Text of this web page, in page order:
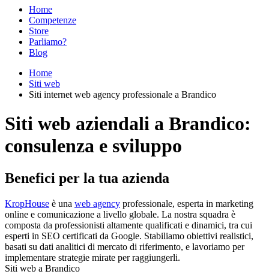
Home
Competenze
Store
Parliamo?
Blog
Home
Siti web
Siti internet web agency professionale a Brandico
Siti web aziendali a Brandico:
consulenza e sviluppo
Benefici per la tua azienda
KropHouse è una web agency professionale, esperta in marketing
online e comunicazione a livello globale. La nostra squadra è
composta da professionisti altamente qualificati e dinamici, tra cui
esperti in SEO certificati da Google. Stabiliamo obiettivi realistici,
basati su dati analitici di mercato di riferimento, e lavoriamo per
implementare strategie mirate per raggiungerli.
Siti web a Brandico